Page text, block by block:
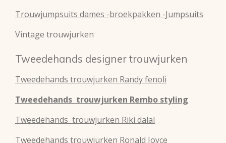
Trouwjumpsuits dames -broekpakken -Jumpsuits
Vintage trouwjurken
Tweedehands designer trouwjurken
Tweedehands trouwjurken Randy fenoli
Tweedehands trouwjurken Rembo styling
Tweedehands trouwjurken Riki dalal
Tweedehands trouwjurken Ronald Joyce